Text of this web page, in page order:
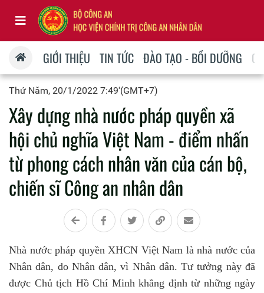
GIỚI THIỆU TIN TỨC ĐÀO TẠO - BỒI DƯỠNG
Thứ Năm, 20/1/2022 7:49'(GMT+7)
Xây dựng nhà nước pháp quyền xã
hội chủ nghĩa Việt Nam - điểm nhấn
từ phong cách nhân văn của cán bộ,
chiến sĩ Công an nhân dân
Nhà nước pháp quyền XHCN Việt Nam là nhà nước của
Nhân dân, do Nhân dân, vì Nhân dân. Tư tưởng này đã
được Chủ tịch Hồ Chí Minh khẳng định từ những ngày